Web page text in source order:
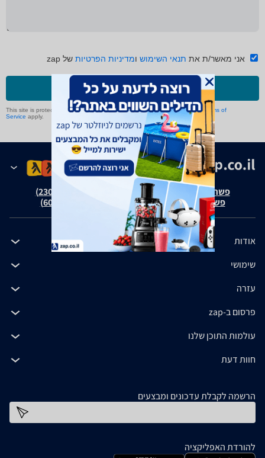
אני מאשר/ת את תנאי השימוש ומדיניות הפרטיות של zap
שליחה
This site is protected by reCAPTCHA and the GooglePrivacy Policyand Terms of
Service apply.
פשרה בת"צ אבנצ'יק נ' זאפ גרופ (ת"צ 23008-08-20)
פשרה בת"צ כהנים נ' זאפ גרופ (ת"צ 60371-12-19)
אודות
שימושי
עזרה
פרסום ב-zap
עולמות התוכן שלנו
חוות דעת
הרשמה לקבלת עדכונים ומבצעים
להורדת האפליקציה